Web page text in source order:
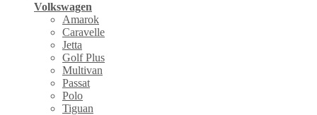
Volkswagen
Amarok
Caravelle
Jetta
Golf Plus
Multivan
Passat
Polo
Tiguan